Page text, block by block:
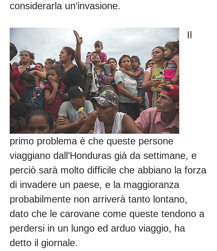
considerarla un’invasione.
Il
primo problema è che queste persone
viaggiano dall’Honduras già da settimane, e
perciò sarà molto difficile che abbiano la forza
di invadere un paese, e la maggioranza
probabilmente non arriverà tanto lontano,
dato che le carovane come queste tendono a
perdersi in un lungo ed arduo viaggio, ha
detto il giornale.